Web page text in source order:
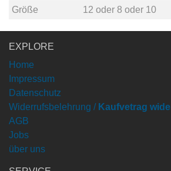
Größe 12 oder 8 oder 10
EXPLORE
Home
Impressum
Datenschutz
Widerrufsbelehrung / Kaufvetrag
AGB
Jobs
über uns